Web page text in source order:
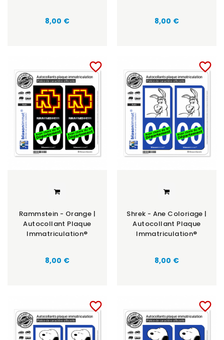
8,00 € 8,00 €
favorite_border
Rammstein - Orange |
Autocollant Plaque
Immatriculation®
8,00 €
favorite_border
Shrek - Ane Coloriage |
Autocollant Plaque
Immatriculation®
8,00 €
favorite_border favorite_border